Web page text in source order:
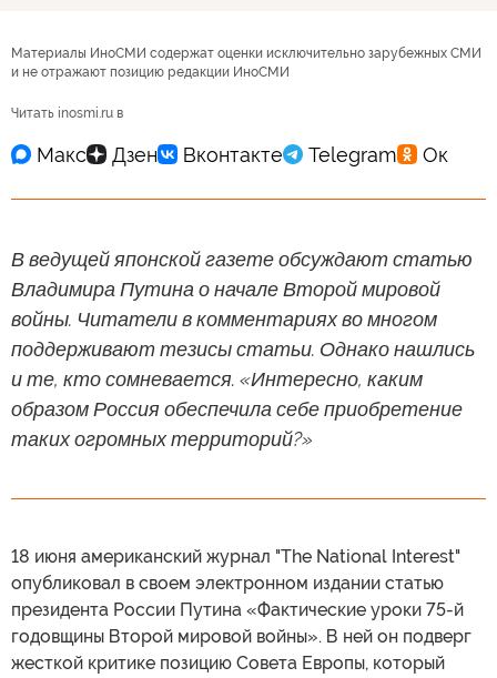
Материалы ИноСМИ содержат оценки исключительно зарубежных СМИ
и не отражают позицию редакции ИноСМИ
Читать inosmi.ru в
В ведущей японской газете обсуждают статью
Владимира Путина о начале Второй мировой
войны. Читатели в комментариях во многом
поддерживают тезисы статьи. Однако нашлись
и те, кто сомневается. «Интересно, каким
образом Россия обеспечила себе приобретение
таких огромных территорий?»
18 июня американский журнал "The National Interest"
опубликовал в своем электронном издании статью
президента России Путина «Фактические уроки 75-й
годовщины Второй мировой войны». В ней он подверг
жесткой критике позицию Совета Европы, который